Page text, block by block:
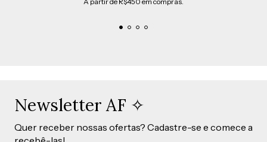
Newsletter AF ✧
Quer receber nossas ofertas? Cadastre-se e comece a